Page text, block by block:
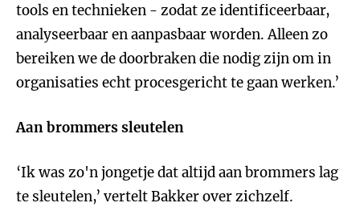
tools en technieken - zodat ze identificeerbaar,
analyseerbaar en aanpasbaar worden. Alleen zo
bereiken we de doorbraken die nodig zijn om in
organisaties echt procesgericht te gaan werken.’
Aan brommers sleutelen
‘Ik was zo'n jongetje dat altijd aan brommers lag
te sleutelen,’ vertelt Bakker over zichzelf.